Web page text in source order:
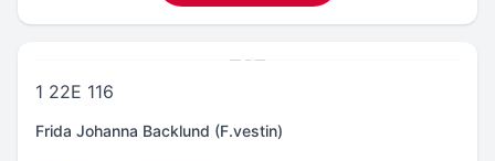
1 22E 116
Frida Johanna Backlund (F.vestin)